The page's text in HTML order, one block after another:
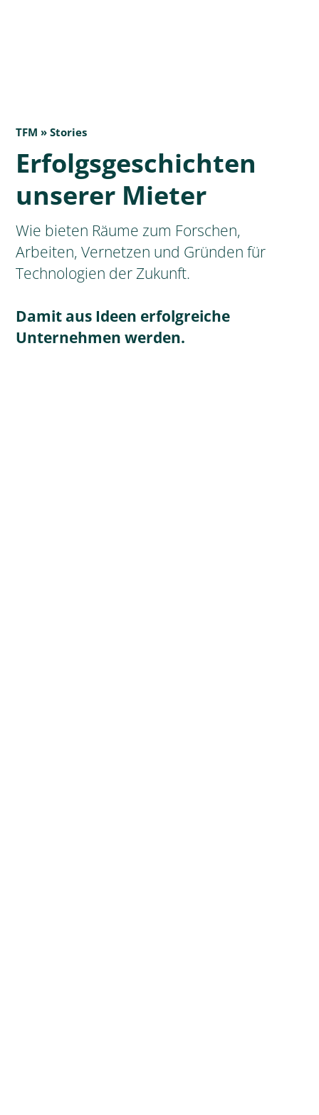
TFM » Stories
Erfolgsgeschichten
unserer Mieter
Wie bieten Räume zum Forschen,
Arbeiten, Vernetzen und Gründen für
Technologien der Zukunft.
Damit aus Ideen erfolgreiche
Unternehmen werden.